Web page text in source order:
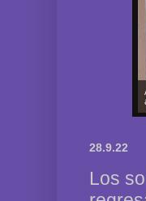
28.9.22
Los